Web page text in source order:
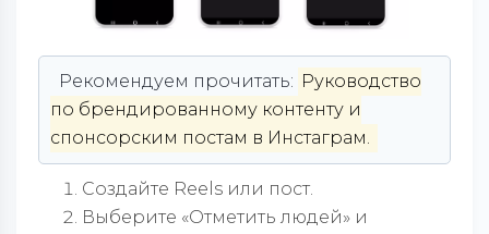
Рекомендуем прочитать: Руководство
по брендированному контенту и
спонсорским постам в Инстаграм.
Создайте Reels или пост.
Выберите «Отметить людей» и